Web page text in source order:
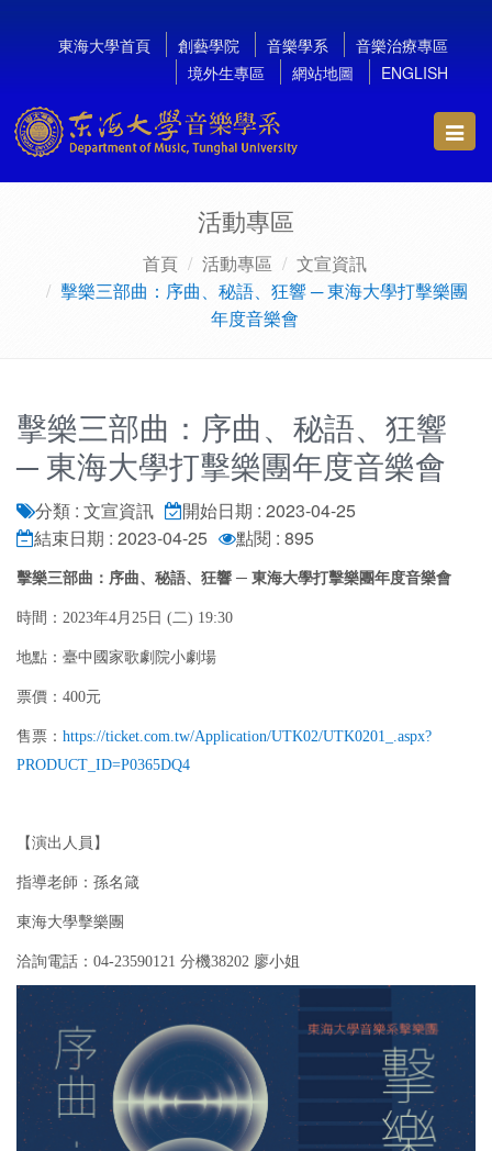
東海大學首頁 創藝學院 音樂學系
音樂治療專區
境外生專區
網站地圖 ENGLISH
活動專區
首頁 活動專區
文宣資訊
擊樂三部曲：序曲、秘語、狂響 ─ 東海大學打擊樂團
年度音樂會
擊樂三部曲：序曲、秘語、狂響
─ 東海大學打擊樂團年度音樂會
分類 : 文宣資訊
開始日期 : 2023-04-25
結束日期 : 2023-04-25
點閱 : 895
擊樂三部曲：序曲、秘語、狂響 ─ 東海大學打擊樂團年度音樂會
時間：2023年4月25日 (二) 19:30
地點：臺中國家歌劇院小劇場
票價：400元
售票： https://ticket.com.tw/Application/UTK02/UTK0201_.aspx?
PRODUCT_ID=P0365DQ4
【演出人員】
指導老師：孫名箴
東海大學擊樂團
洽詢電話：04-23590121 分機38202 廖小姐